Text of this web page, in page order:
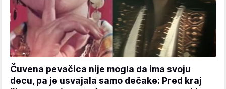
Čuvena pevačica nije mogla da ima svoju
decu, pa je usvajala samo dečake: Pred kraj